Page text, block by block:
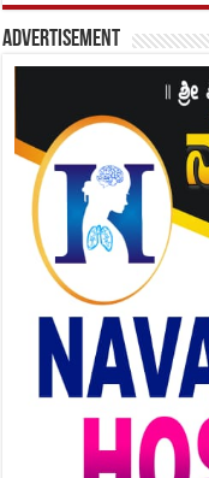
Advertisement